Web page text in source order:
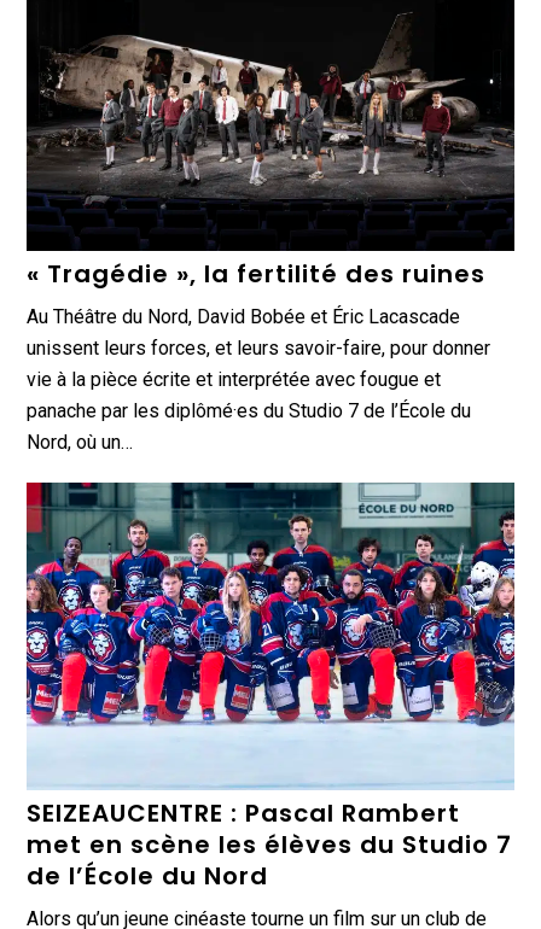
« Tragédie », la fertilité des ruines
Au Théâtre du Nord, David Bobée et Éric Lacascade
unissent leurs forces, et leurs savoir-faire, pour donner
vie à la pièce écrite et interprétée avec fougue et
panache par les diplômé·es du Studio 7 de l’École du
Nord, où un…
SEIZEAUCENTRE : Pascal Rambert
met en scène les élèves du Studio 7
de l’École du Nord
Alors qu’un jeune cinéaste tourne un film sur un club de